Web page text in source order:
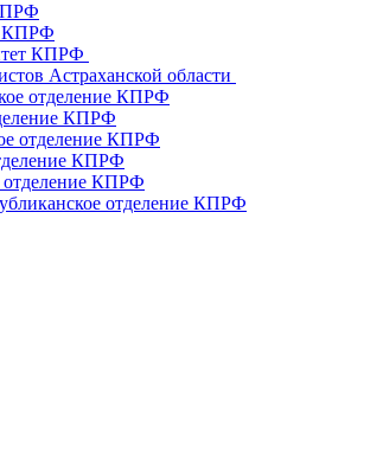
КПРФ
КПРФ
Астраханской области
отделение КПРФ
КПРФ
отделение КПРФ
КПРФ
отделение КПРФ
отделение КПРФ